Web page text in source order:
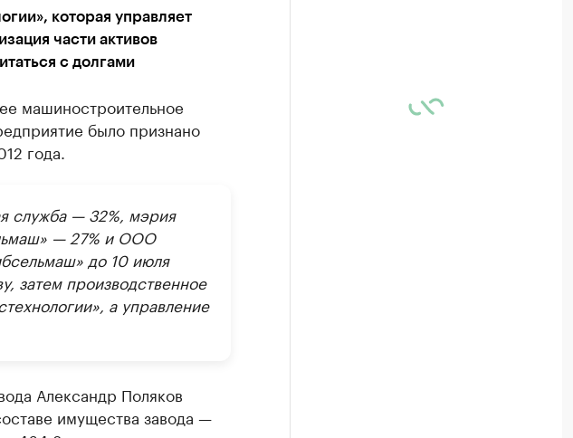
которая управляет
части активов
с долгами
машиностроительное
было признано
года.
служба — 32%, мэрия
— 27% и ООО
до 10 июля
затем производственное
а управление
Александр Поляков
имущества завода —